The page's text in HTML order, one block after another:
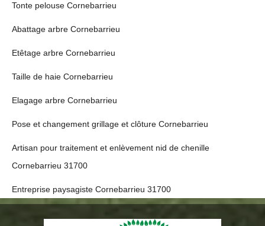
Tonte pelouse Cornebarrieu
Abattage arbre Cornebarrieu
Etêtage arbre Cornebarrieu
Taille de haie Cornebarrieu
Elagage arbre Cornebarrieu
Pose et changement grillage et clôture Cornebarrieu
Artisan pour traitement et enlèvement nid de chenille
Cornebarrieu 31700
Entreprise paysagiste Cornebarrieu 31700